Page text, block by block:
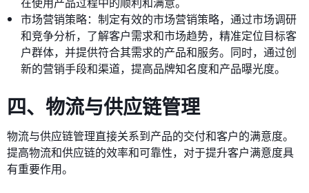
市场营销策略：制定有效的市场营销策略，通过市场调研
和竞争分析，了解客户需求和市场趋势，精准定位目标客
户群体，并提供符合其需求的产品和服务。同时，通过创
新的营销手段和渠道，提高品牌知名度和产品曝光度。
四、物流与供应链管理
物流与供应链管理直接关系到产品的交付和客户的满意度。
提高物流和供应链的效率和可靠性，对于提升客户满意度具
有重要作用。